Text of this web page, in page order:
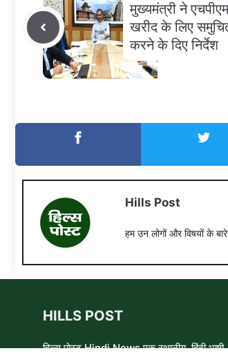
मुख्यमंत्री ने
खरीद के लिए
करने के दिए निर्देश
Hills Post
हम उन लोगों और विषयों के
HILLS POST
हिल्स पोस्ट Hindi News एक स्थानीय, हिंदी